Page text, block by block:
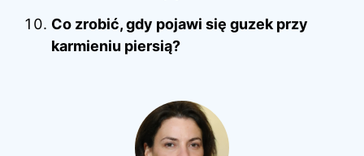
Co zrobić, gdy pojawi się guzek przy
karmieniu piersią?